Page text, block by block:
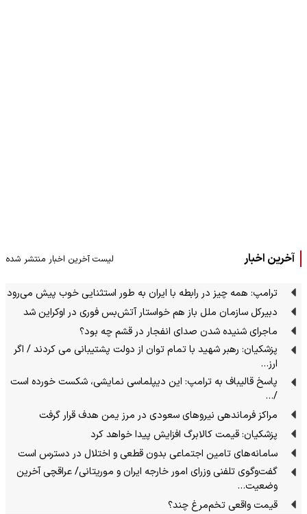
آخرین اخبار لیست آخرین اخبار منتشر شده
ترامپ: همه چیز در رابطه با ایران به طور استثنایی خوب پیش می‌رود
دبیرکل سازمان ملل باز هم خواستار آتش‌بس فوری در اوکراین شد
ماجرای شنیده شدن صدای انفجار در قشم چه بود؟
پزشکیان: رهبر شهید با تمام توان از دولت پشتیبانی می کردند / اگر
ارز…
پاسخ قالیباف به ترامپ: این دیپلماسی نمایشی، شکست خورده است
/…
مراکز فرماندهی نیروهای سعودی در مرز یمن هدف قرار گرفت
پزشکیان: قیمت کالابرگ افزایش پیدا خواهد کرد
سامانه‌های تامین اجتماعی بدون قطعی و اختلال در دسترس است
گفت‌وگوی تلفنی وزرای امور خارجه ایران و موریتانی/ عراقچی آخرین
وضعیت…
قیمت واقعی تخم‌مرغ چند؟